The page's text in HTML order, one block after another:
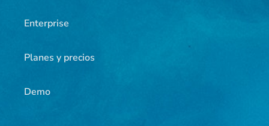
Enterprise
Planes y precios
Demo